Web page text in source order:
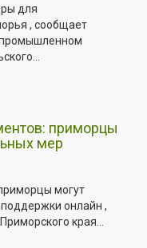
для
, сообщает
приморцы
мер
могут
онлайн ,
края...